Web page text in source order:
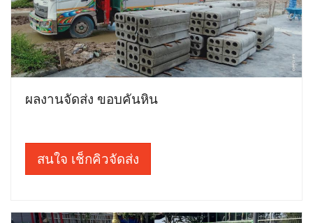
ผลงานจัดส่ง ขอบคันหิน
สนใจ เช็กคิวจัดส่ง